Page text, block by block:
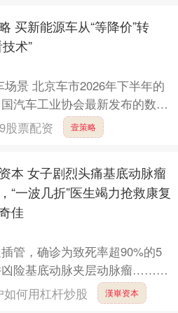
买新能源车从“等降价”转
术”
景 北京车市2026年下半年的
汽车工业协会最新发布的数据
车国内销量占乘用车国内销量
股票配资 壹策略
本 女子剧烈头痛基底动脉瘤
“一波几折”医生竭力抢救康复
佳
管，确诊为致死率超90%的5
险基底动脉夹层动脉瘤……曾
士，经同济大学附属上海市第
如何用杠杆炒股 漢崋资本